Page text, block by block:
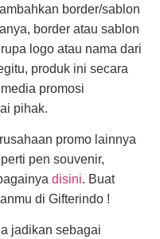
border/sablon
border atau sablon
logo atau nama dari
produk ini secara
promosi
pihak.
promo lainnya
pen souvenir,
disini. Buat
di Gifterindo !
jadikan sebagai